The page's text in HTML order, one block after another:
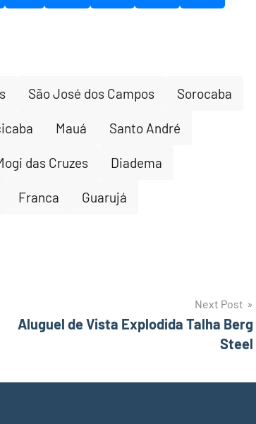
São José dos Campos Sorocaba
Mauá Santo André
das Cruzes Diadema
Franca Guarujá
Next Post
Aluguel de Vista Explodida Talha Berg
Steel